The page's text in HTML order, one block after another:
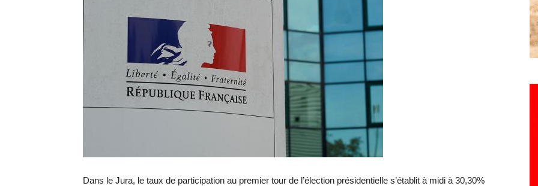
Dans le Jura, le taux de participation au premier tour de l’élection présidentielle s’établit à midi à 30,30%